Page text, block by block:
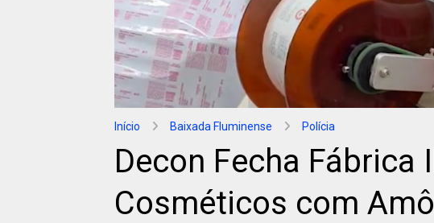
Início Baixada Fluminense Polícia
Decon Fecha Fábrica
Cosméticos com